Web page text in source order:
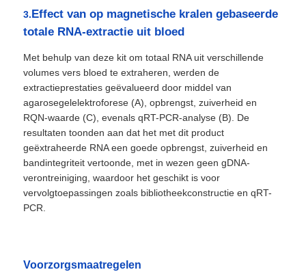
Geautomatiseerde instrumenten en verbruiksartikelen
3. Effect van op magnetische kralen gebaseerde
totale RNA-extractie uit bloed
Met behulp van deze kit om totaal RNA uit verschillende
volumes vers bloed te extraheren, werden de
extractieprestaties geëvalueerd door middel van
agarosegelelektroforese (A), opbrengst, zuiverheid en
RQN-waarde (C), evenals qRT-PCR-analyse (B). De
resultaten toonden aan dat het met dit product
geëxtraheerde RNA een goede opbrengst, zuiverheid en
bandintegriteit vertoonde, met in wezen geen gDNA-
verontreiniging, waardoor het geschikt is voor
vervolgtoepassingen zoals bibliotheekconstructie en qRT-
PCR.
Voorzorgsmaatregelen